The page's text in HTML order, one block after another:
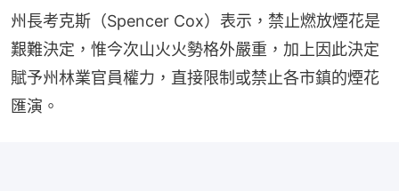
州長考克斯（Spencer Cox）表示，禁止燃放煙花是
艱難決定，惟今次山火火勢格外嚴重，加上因此決定
賦予州林業官員權力，直接限制或禁止各市鎮的煙花
匯演。